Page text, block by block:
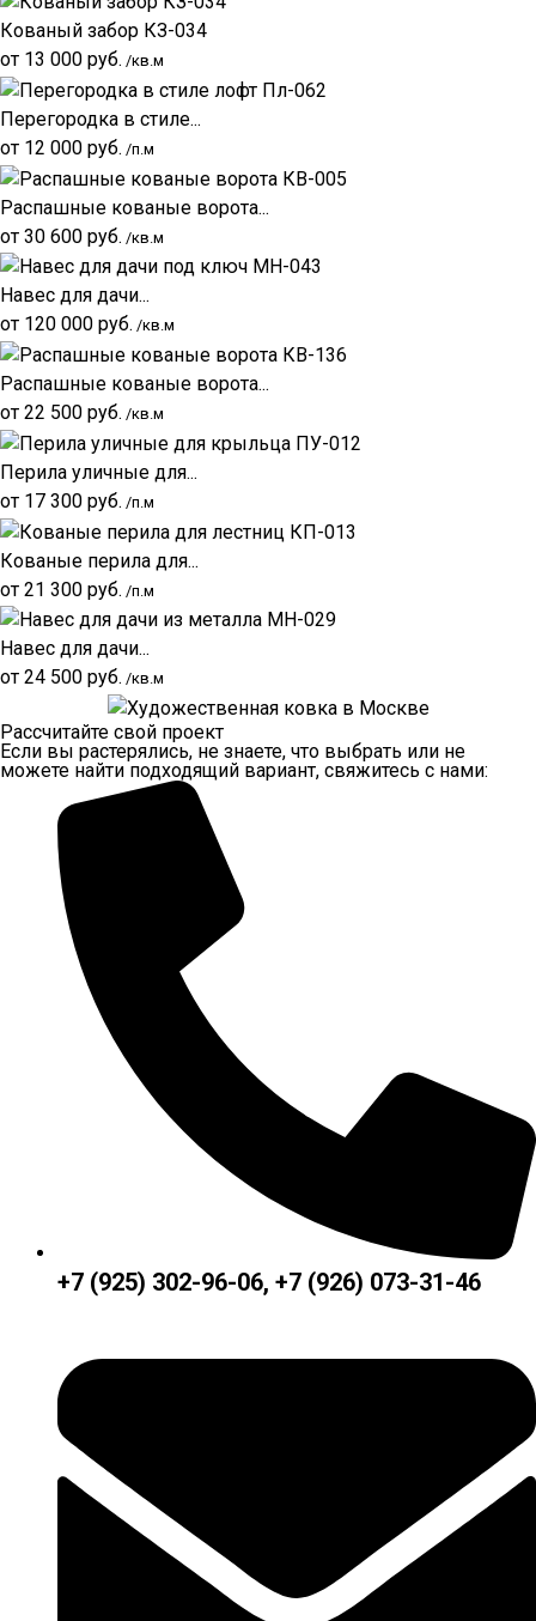
Кованый забор КЗ-034
от 13 000 руб. /кв.м
Перегородка в стиле...
от 12 000 руб. /п.м
Распашные кованые ворота...
от 30 600 руб. /кв.м
Навес для дачи...
от 120 000 руб. /кв.м
Распашные кованые ворота...
от 22 500 руб. /кв.м
Перила уличные для...
от 17 300 руб. /п.м
Кованые перила для...
от 21 300 руб. /п.м
Навес для дачи...
от 24 500 руб. /кв.м
Рассчитайте свой проект
Если вы растерялись, не знаете, что выбрать или не
можете найти подходящий вариант, свяжитесь с нами:
+7 (925) 302-96-06, +7 (926) 073-31-46